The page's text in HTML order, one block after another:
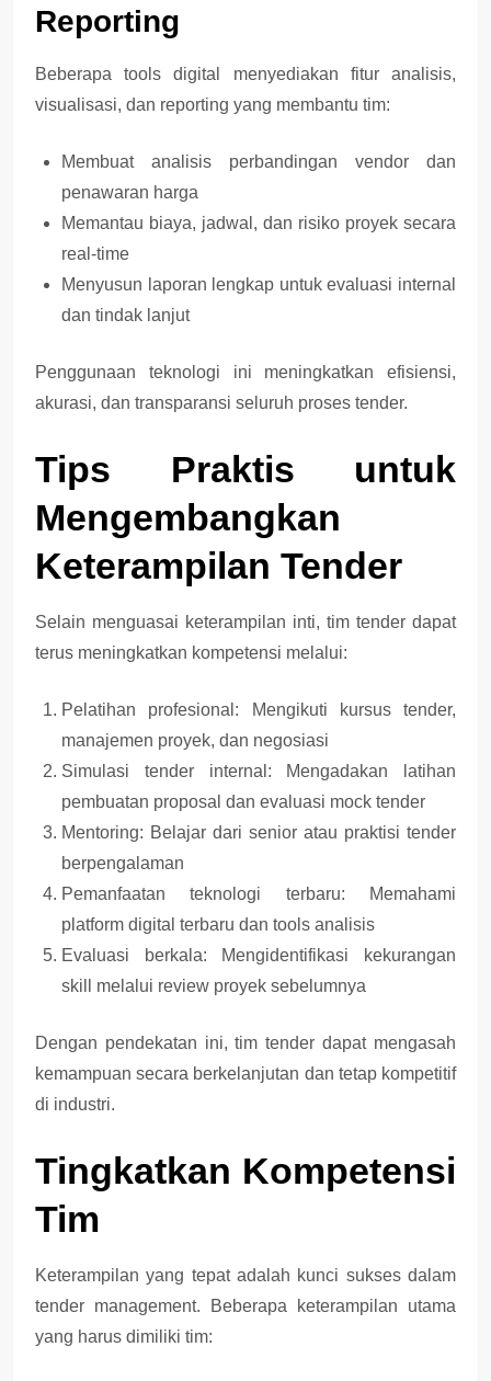
Reporting
Beberapa tools digital menyediakan fitur analisis,
visualisasi, dan reporting yang membantu tim:
Membuat analisis perbandingan vendor dan
penawaran harga
Memantau biaya, jadwal, dan risiko proyek secara
real-time
Menyusun laporan lengkap untuk evaluasi internal
dan tindak lanjut
Penggunaan teknologi ini meningkatkan efisiensi,
akurasi, dan transparansi seluruh proses tender.
Tips Praktis untuk
Mengembangkan
Keterampilan Tender
Selain menguasai keterampilan inti, tim tender dapat
terus meningkatkan kompetensi melalui:
Pelatihan profesional : Mengikuti kursus tender,
manajemen proyek, dan negosiasi
Simulasi tender internal : Mengadakan latihan
pembuatan proposal dan evaluasi mock tender
Mentoring: Belajar dari senior atau praktisi tender
berpengalaman
Pemanfaatan teknologi terbaru: Memahami
platform digital terbaru dan tools analisis
Evaluasi berkala: Mengidentifikasi kekurangan
skill melalui review proyek sebelumnya
Dengan pendekatan ini, tim tender dapat mengasah
kemampuan secara berkelanjutan dan tetap kompetitif
di industri.
Tingkatkan Kompetensi
Tim
Keterampilan yang tepat adalah kunci sukses dalam
tender management. Beberapa keterampilan utama
yang harus dimiliki tim: